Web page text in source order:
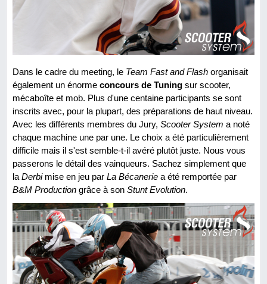
Dans le cadre du meeting, le Team Fast and Flash organisait
également un énorme concours de Tuning sur scooter,
mécaboîte et mob. Plus d'une centaine participants se sont
inscrits avec, pour la plupart, des préparations de haut niveau.
Avec les différents membres du Jury, Scooter System a noté
chaque machine une par une. Le choix a été particulièrement
difficile mais il s'est semble-t-il avéré plutôt juste. Nous vous
passerons le détail des vainqueurs. Sachez simplement que
la Derbimise en jeu par La Bécanerie a été remportée par
B&M Production grâce à son Stunt Evolution.